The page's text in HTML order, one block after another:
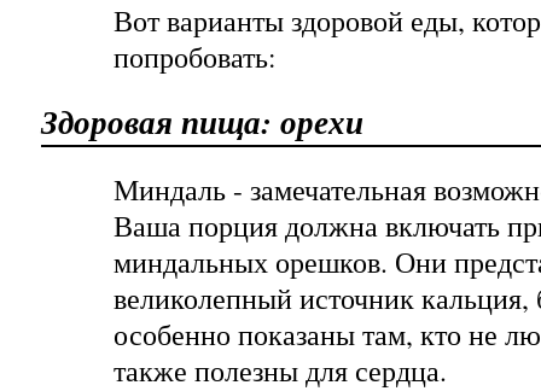
Вот варианты здоровой еды,
попробовать:
Здоровая пища: орехи
Миндаль - замечательная
Ваша порция должна включать
миндальных орешков. Они
великолепный источник кальция,
особенно показаны там, кто не
также полезны для сердца.